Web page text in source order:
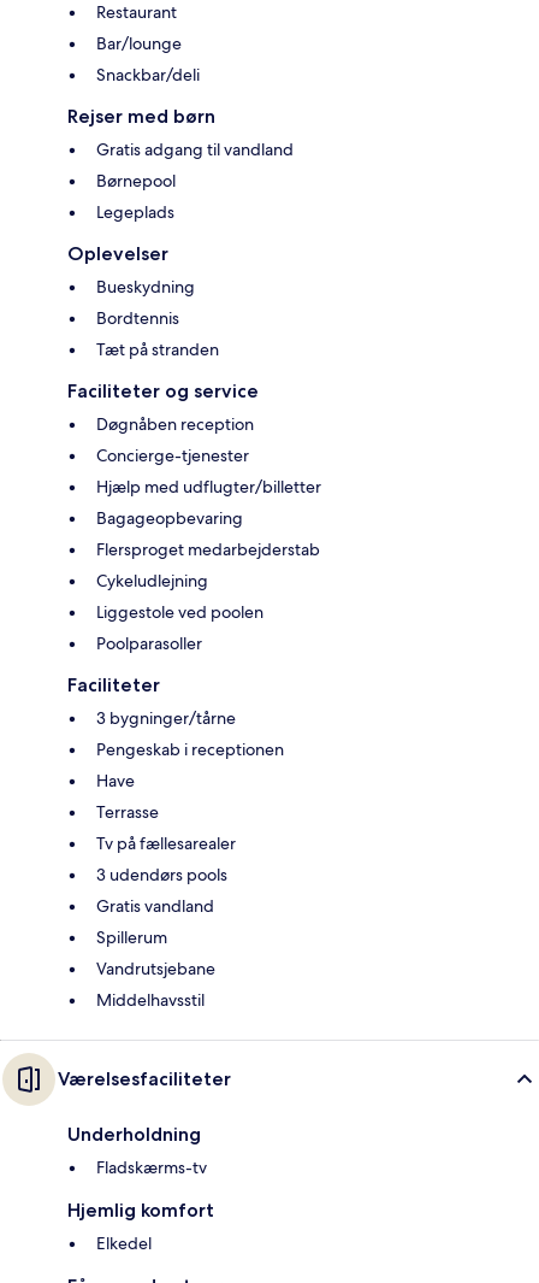
Restaurant
Bar/lounge
Snackbar/deli
Rejser med børn
Gratis adgang til vandland
Børnepool
Legeplads
Oplevelser
Bueskydning
Bordtennis
Tæt på stranden
Faciliteter og service
Døgnåben reception
Concierge-tjenester
Hjælp med udflugter/billetter
Bagageopbevaring
Flersproget medarbejderstab
Cykeludlejning
Liggestole ved poolen
Poolparasoller
Faciliteter
3 bygninger/tårne
Pengeskab i receptionen
Have
Terrasse
Tv på fællesarealer
3 udendørs pools
Gratis vandland
Spillerum
Vandrutsjebane
Middelhavsstil
Værelsesfaciliteter
Underholdning
Fladskærms-tv
Hjemlig komfort
Elkedel